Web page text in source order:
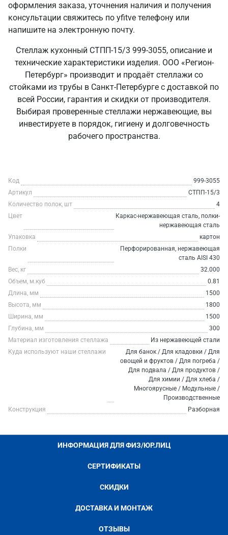
оформления заказа, уточнения наличия и получения
консультации свяжитесь по yfitve телефону или
напишите на электронную почту.
Стеллаж кухонный СТПП-15/3 999-3055, описание и
технические характеристики изделия. ООО «Регион-
Петербург» производит и продаёт стеллажи со
стойками из трубы в Санкт‑Петербурге с доставкой по
всей России, гарантия и скидки от производителя.
Выбирая проверенные стеллажи нержавеющие, вы
инвестируете в порядок, гигиену и долговечность
рабочего пространства.
Код
999-3055
Артикул
СТПП-15/3
Количество полок, шт
4
Цвет
Каркас-нержавеющая сталь, полки-
нержавеющая сталь
Упаковка
картон
Полки
Перфорированная, нержавеющая
сталь AISI 430
Вес, кг
32.000
Объем, м.куб
0.81
Длина, мм
1500
Высота, мм
1800
Ширина, мм
1500
Глубина, мм
300
Материал изготовления стеллажа
Из нержавеющей стали
Куда используют наши стеллажи
Для банок / Для кладовки / Для
овощей и фруктов / Для погреба /
Для подвала / Для продуктов /
Для химии / Для хлеба /
Многоярусные / Модульные /
Производственные
Конструкция
Разборная
ИНФОРМАЦИЯ ДЛЯ ФИЗ/ЮР.ЛИЦ
СЕРТИФИКАТЫ
СКИДКИ
ДОСТАВКА И МОНТАЖ
ОТЗЫВЫ